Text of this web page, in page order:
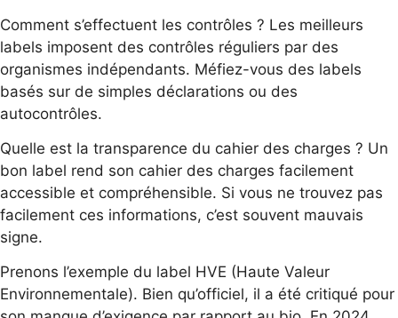
Comment s’effectuent les contrôles ? Les meilleurs
labels imposent des contrôles réguliers par des
organismes indépendants. Méfiez-vous des labels
basés sur de simples déclarations ou des
autocontrôles.
Quelle est la transparence du cahier des charges ? Un
bon label rend son cahier des charges facilement
accessible et compréhensible. Si vous ne trouvez pas
facilement ces informations, c’est souvent mauvais
signe.
Prenons l’exemple du label HVE (Haute Valeur
Environnementale). Bien qu’officiel, il a été critiqué pour